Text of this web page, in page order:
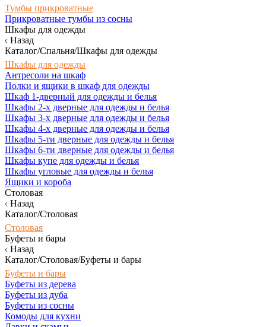
Тумбы прикроватные
Прикроватные тумбы из сосны
Шкафы для одежды
Назад
Каталог/Спальня/Шкафы для одежды
Шкафы для одежды
Антресоли на шкаф
Полки и ящики в шкаф для одежды
Шкаф 1-дверный для одежды и белья
Шкафы 2-х дверные для одежды и белья
Шкафы 3-х дверные для одежды и белья
Шкафы 4-х дверные для одежды и белья
Шкафы 5-ти дверные для одежды и белья
Шкафы 6-ти дверные для одежды и белья
Шкафы купе для одежды и белья
Шкафы угловые для одежды и белья
Ящики и короба
Столовая
Назад
Каталог/Столовая
Столовая
Буфеты и бары
Назад
Каталог/Столовая/Буфеты и бары
Буфеты и бары
Буфеты из дерева
Буфеты из дуба
Буфеты из сосны
Комоды для кухни